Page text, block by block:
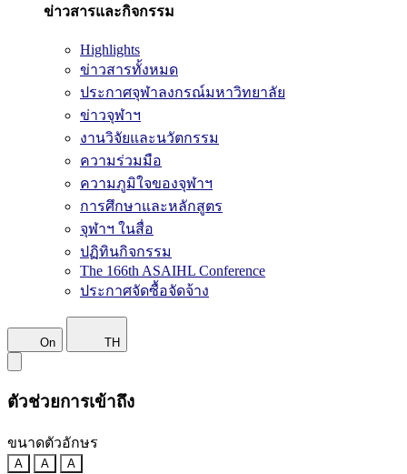
ข่าวสารและกิจกรรม
Highlights
ข่าวสารทั้งหมด
ประกาศจุฬาลงกรณ์มหาวิทยาลัย
ข่าวจุฬาฯ
งานวิจัยและนวัตกรรม
ความร่วมมือ
ความภูมิใจของจุฬาฯ
การศึกษาและหลักสูตร
จุฬาฯ ในสื่อ
ปฏิทินกิจกรรม
The 166th ASAIHL Conference
ประกาศจัดซื้อจัดจ้าง
On TH
ตัวช่วยการเข้าถึง
ขนาดตัวอักษร
A A A